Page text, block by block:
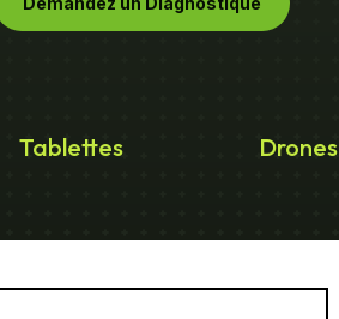
Tablettes Drones